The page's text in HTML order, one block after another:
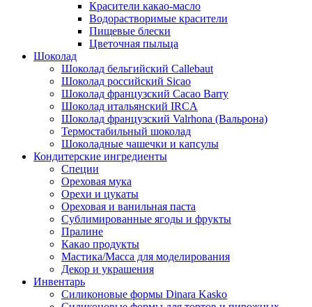
Красители какао-масло
Водорастворимые красители
Пищевые блески
Цветочная пыльца
Шоколад
Шоколад бельгийский Callebaut
Шоколад российский Sicao
Шоколад французский Cacao Barry
Шоколад итальянский IRCA
Шоколад французский Valrhona (Вальрона)
Термостабильный шоколад
Шоколадные чашечки и капсулы
Кондитерские ингредиенты
Специи
Ореховая мука
Орехи и цукаты
Ореховая и ванильная паста
Сублимированные ягоды и фрукты
Пралине
Какао продукты
Мастика/Масса для моделирования
Декор и украшения
Инвентарь
Силиконовые формы Dinara Kasko